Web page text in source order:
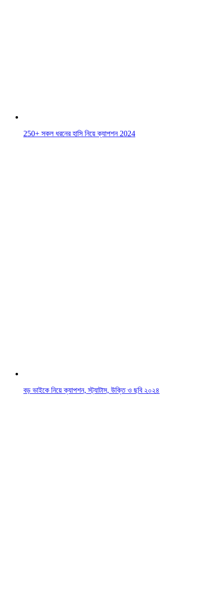
250+ সকল ধরনের হাসি নিয়ে ক্যাপশন 2024
বড় ভাইকে নিয়ে ক্যাপশন, স্ট্যাটাস, উক্তি ও ছবি ২০২৪